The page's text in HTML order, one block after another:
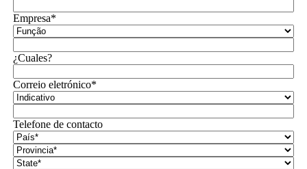
Empresa*
¿Cuales?
Correio eletrónico*
Telefone de contacto